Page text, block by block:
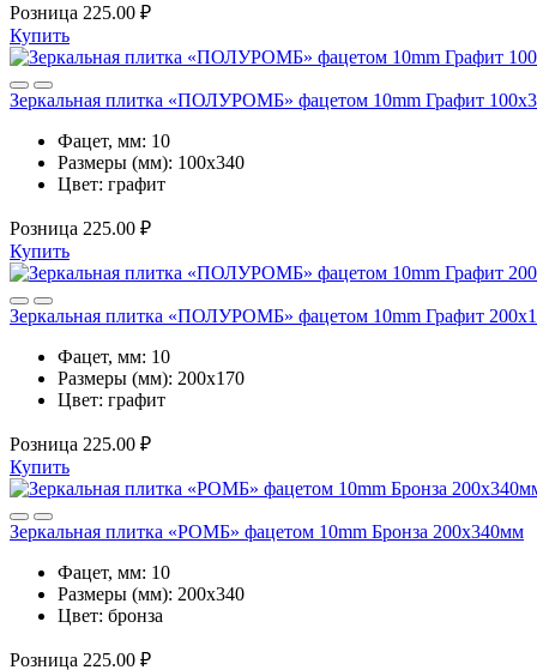
Розница 225.00 ₽
Купить
Зеркальная плитка «ПОЛУРОМБ» фацетом 10mm Графит
Фацет, мм: 10
Размеры (мм): 100х340
Цвет: графит
Розница 225.00 ₽
Купить
Зеркальная плитка «ПОЛУРОМБ» фацетом 10mm Графит
Фацет, мм: 10
Размеры (мм): 200х170
Цвет: графит
Розница 225.00 ₽
Купить
Зеркальная плитка «РОМБ» фацетом 10mm Бронза 200х340мм
Фацет, мм: 10
Размеры (мм): 200х340
Цвет: бронза
Розница 225.00 ₽